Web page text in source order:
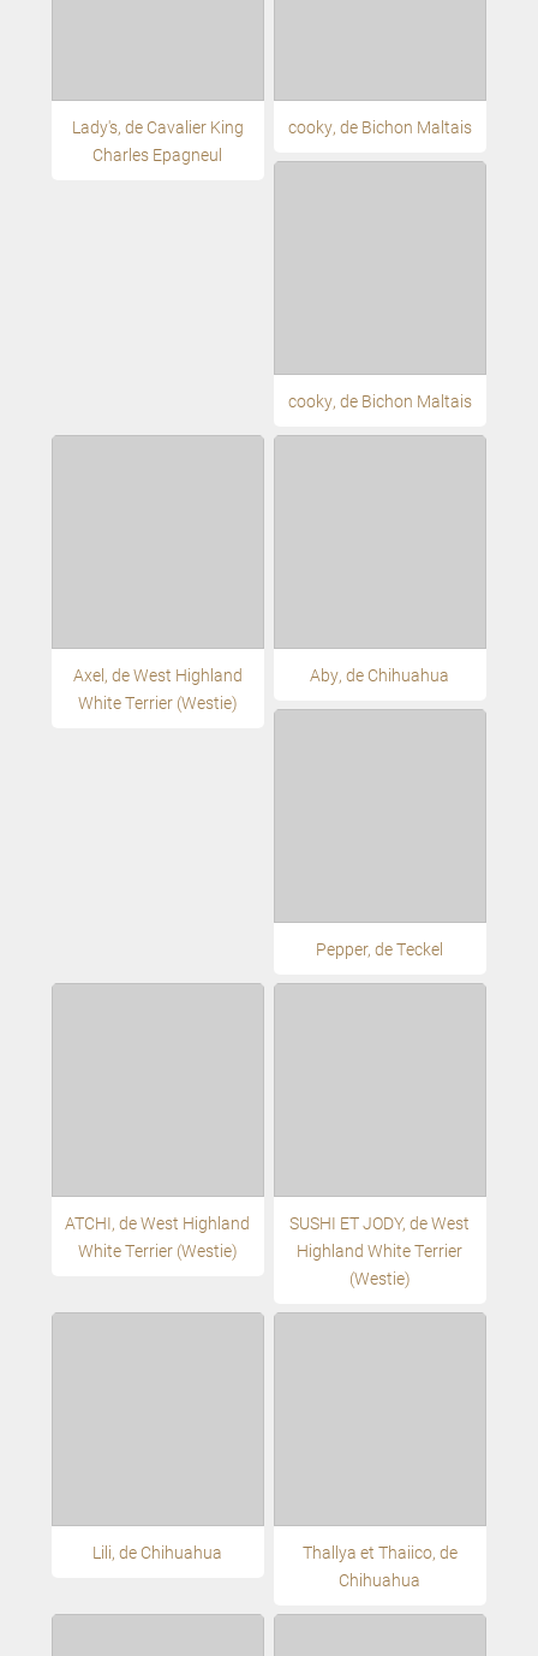
Lady's, de Cavalier King
Charles Epagneul
cooky, de Bichon Maltais
cooky, de Bichon Maltais
Axel, de West Highland
White Terrier (Westie)
Aby, de Chihuahua
Pepper, de Teckel
ATCHI, de West Highland
White Terrier (Westie)
SUSHI ET JODY, de West
Highland White Terrier
(Westie)
Lili, de Chihuahua
Thallya et Thaiico, de
Chihuahua